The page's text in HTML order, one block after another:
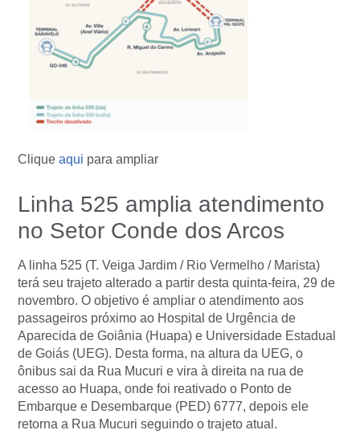
Clique aqui para ampliar
Linha 525 amplia atendimento
no Setor Conde dos Arcos
A linha 525 (T. Veiga Jardim / Rio Vermelho / Marista)
terá seu trajeto alterado a partir desta quinta-feira, 29 de
novembro. O objetivo é ampliar o atendimento aos
passageiros próximo ao Hospital de Urgência de
Aparecida de Goiânia (Huapa) e Universidade Estadual
de Goiás (UEG). Desta forma, na altura da UEG, o
ônibus sai da Rua Mucuri e vira à direita na rua de
acesso ao Huapa, onde foi reativado o Ponto de
Embarque e Desembarque (PED) 6777, depois ele
retorna a Rua Mucuri seguindo o trajeto atual.